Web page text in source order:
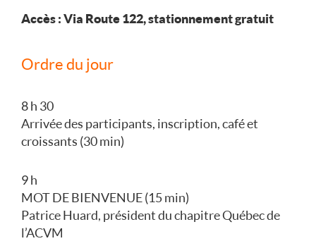
Accès : Via Route 122, stationnement gratuit
Ordre du jour
8 h 30
Arrivée des participants, inscription, café et
croissants (30 min)
9 h
MOT DE BIENVENUE (15 min)
Patrice Huard, président du chapitre Québec de
l’ACVM